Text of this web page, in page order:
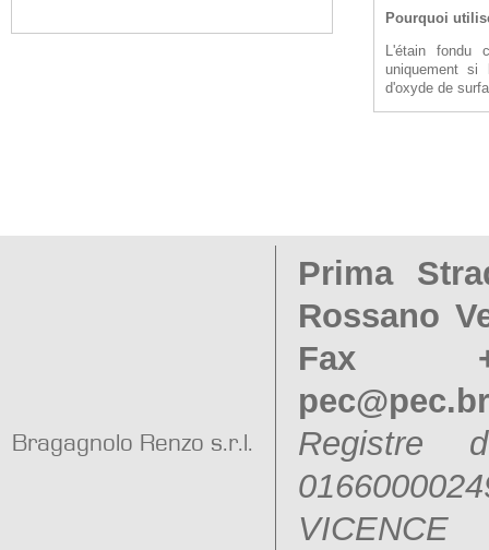
Pourquoi
L'étain fondu
uniquement si
d'oxyde de
Bragagnolo Renzo s.r.l.
Prima
Rossano
Fax
Registre